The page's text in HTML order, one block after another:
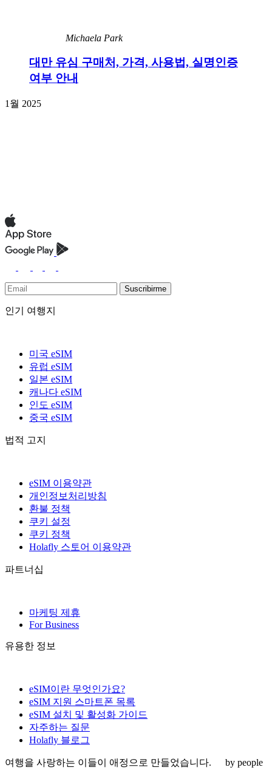
Michaela Park
대만 유심 구매처, 가격, 사용법, 실명인증
여부 안내
1월 2025
Suscribirme
인기 여행지
미국 eSIM
유럽 eSIM
일본 eSIM
캐나다 eSIM
인도 eSIM
중국 eSIM
법적 고지
eSIM 이용약관
개인정보처리방침
환불 정책
쿠키 설정
쿠키 정책
Holafly 스토어 이용약관
파트너십
마케팅 제휴
For Business
유용한 정보
eSIM이란 무엇인가요?
eSIM 지원 스마트폰 목록
eSIM 설치 및 활성화 가이드
자주하는 질문
Holafly 블로그
여행을 사랑하는 이들이 애정으로 만들었습니다.
by people